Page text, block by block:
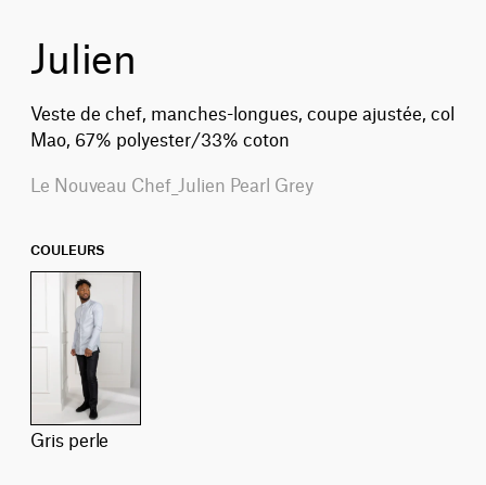
Julien
Veste de chef, manches-longues, coupe ajustée, col
Mao, 67% polyester/33% coton
Le Nouveau Chef_Julien Pearl Grey
COULEURS
gris perle